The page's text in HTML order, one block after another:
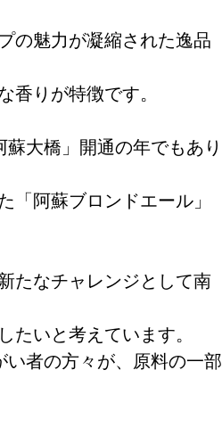
の魅力が凝縮された逸品
りが特徴です。
大橋」開通の年でもあり
阿蘇ブロンドエール」
たなチャレンジとして南
いと考えています。
者の方々が、原料の一部